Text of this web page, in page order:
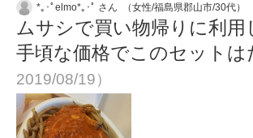
*｡･ﾟelmo*｡･ﾟ さん （女性/福島県郡山市/30代）
ムサシで買い物帰りに利
手頃な価格でこのセット
2019/08/19）